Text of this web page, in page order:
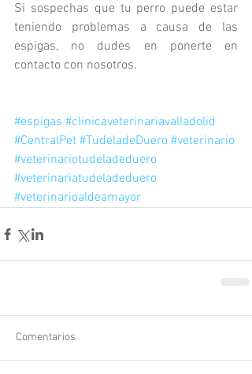
Si sospechas que tu perro puede estar
teniendo problemas a causa de las
espigas, no dudes en ponerte en
contacto con nosotros.
#espigas #clinicaveterinariavalladolid
#CentralPet #TudeladeDuero #veterinario
#veterinariotudeladeduero
#veterinariatudeladeduero
#veterinarioaldeamayor
Comentarios